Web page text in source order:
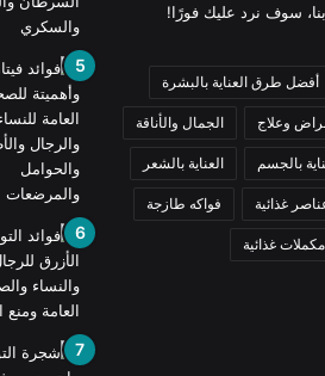
سوف نرد عليك فورًا!
أفضل طرق العناية بالبشرة
وعلاج الجمال والأناقة
بالجسم العناية بالشعر
غذائية فواكه طازجة
مكملات غذائية